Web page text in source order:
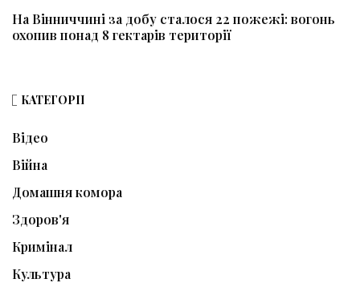
На Вінниччині за добу сталося 22 пожежі: вогонь
охопив понад 8 гектарів території
КАТЕГОРІЇ
Відео
Війна
Домашня комора
Здоров'я
Кримінал
Культура